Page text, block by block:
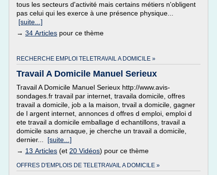
tous les secteurs d'activité mais certains métiers n'obligent
pas celui qui les exerce à une présence physique...
[suite...]
→ 34 Articles pour ce thème
RECHERCHE EMPLOI TELETRAVAIL A DOMICILE »
Travail A Domicile Manuel Serieux
Travail A Domicile Manuel Serieux http://www.avis-
sondages.fr travail par internet, travaila domicile, offres
travail a domicile, job a la maison, trvail a domicile, gagner
de l argent internet, annonces d offres d emploi, emploi d
ete travail a domicile emballage d echantillons, travail a
domicile sans arnaque, je cherche un travail a domicile,
dernier... [suite...]
→ 13 Articles (et 20 Vidéos) pour ce thème
OFFRES D'EMPLOIS DE TELETRAVAIL A DOMICILE »